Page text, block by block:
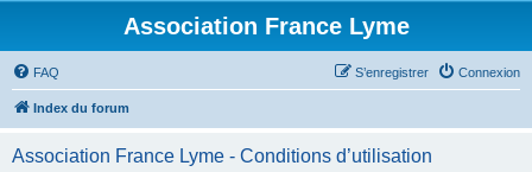
Association France Lyme
FAQ Connexion
S’enregistrer
Index du forum
Association France Lyme - Conditions d’utilisation